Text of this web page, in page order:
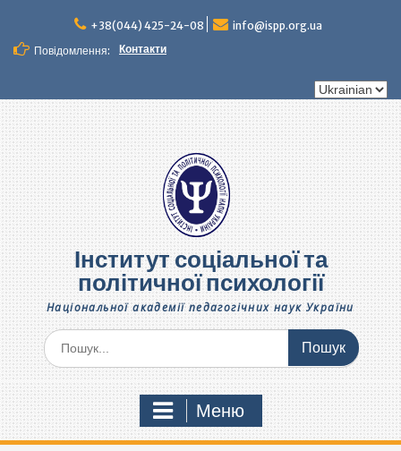
вмісту
+38(044) 425-24-08
info@ispp.org.ua
Повідомлення:
Контакти
Вибрати
Інститут соціальної та
політичної психології
Національної академії педагогічних наук України
Шукати:
Меню